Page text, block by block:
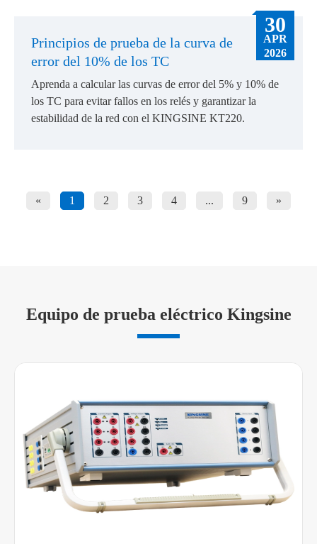
Principios de prueba de la curva de
error del 10% de los TC
Aprenda a calcular las curvas de error del 5% y 10% de
los TC para evitar fallos en los relés y garantizar la
estabilidad de la red con el KINGSINE KT220.
30
APR
2026
« 1 2 3 4 ... 9 »
Equipo de prueba eléctrico Kingsine